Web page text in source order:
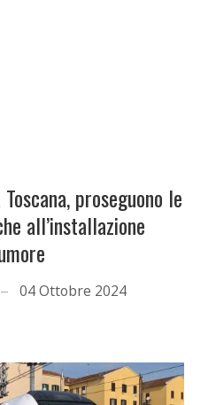
proseguono le
all’installazione
04 Ottobre 2024